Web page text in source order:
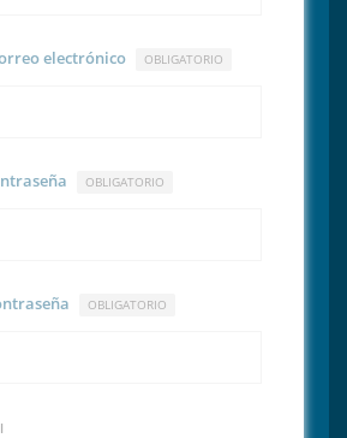
electrónico OBLIGATORIO
OBLIGATORIO
OBLIGATORIO